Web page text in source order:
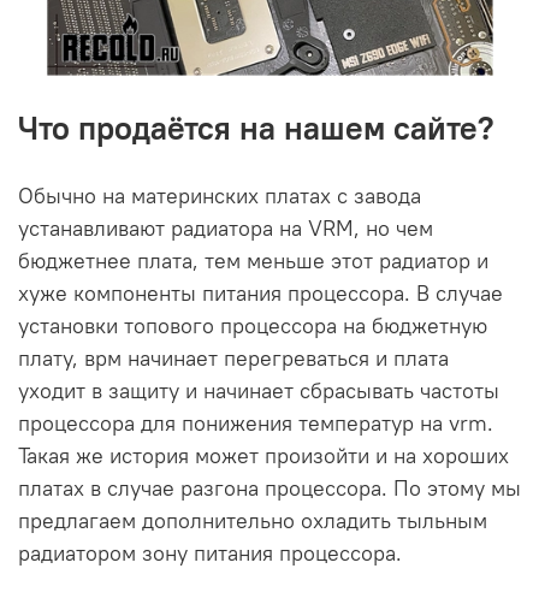
Что продаётся на нашем сайте?
Обычно на материнских платах с завода
устанавливают радиатора на VRM, но чем
бюджетнее плата, тем меньше этот радиатор и
хуже компоненты питания процессора. В случае
установки топового процессора на бюджетную
плату, врм начинает перегреваться и плата
уходит в защиту и начинает сбрасывать частоты
процессора для понижения температур на vrm.
Такая же история может произойти и на хороших
платах в случае разгона процессора. По этому мы
предлагаем дополнительно охладить тыльным
радиатором зону питания процессора.